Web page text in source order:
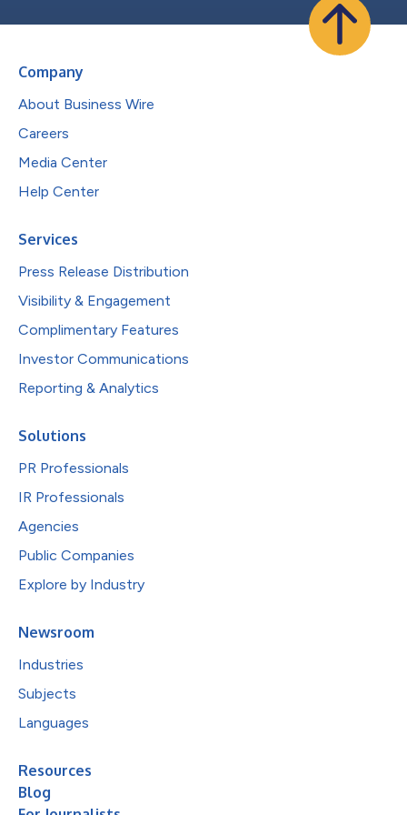
Company
About Business Wire
Careers
Media Center
Help Center
Services
Press Release Distribution
Visibility & Engagement
Complimentary Features
Investor Communications
Reporting & Analytics
Solutions
PR Professionals
IR Professionals
Agencies
Public Companies
Explore by Industry
Newsroom
Industries
Subjects
Languages
Resources
Blog